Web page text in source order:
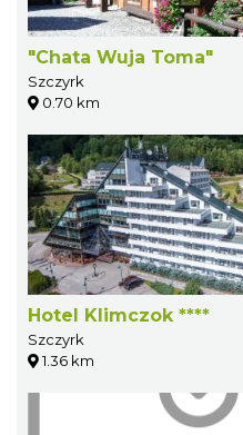
"Chata Wuja Toma"
Szczyrk
0.70 km
Hotel Klimczok ****
Szczyrk
1.36 km